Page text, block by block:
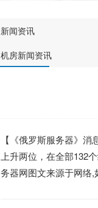
新闻资讯
机房新闻资讯
【《俄罗斯服务器》消
上升两位，在全部132
务器网图文来源于网络